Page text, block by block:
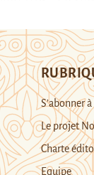
S’abonner
Le projet
Charte
Equipe